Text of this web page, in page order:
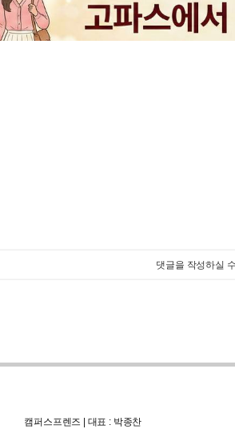
댓글을 작성하실
캠퍼스프렌즈 | 대표 : 박종찬